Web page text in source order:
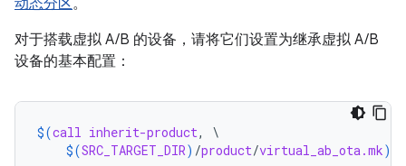
动态分区。
对于搭载虚拟 A/B 的设备，请将它们设置为继承虚拟 A/B
设备的基本配置：
$(call inherit-product, \
$(SRC_TARGET_DIR) /product/virtual_ab_ota.mk)